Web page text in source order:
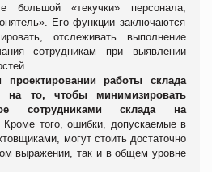
большой «текучки» персонала
Его функции заключаются
отслеживать выполнение
сотрудникам при выявлении
работы склада
на то, чтобы минимизировать
сотрудниками склада на
Кроме того, ошибки, допускаемые в
могут стоить достаточно
выражении, так и в общем уровне